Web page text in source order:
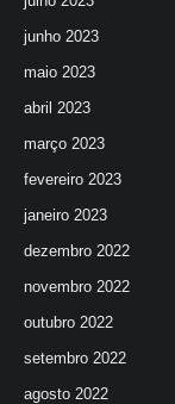
junho 2023
maio 2023
abril 2023
março 2023
fevereiro 2023
janeiro 2023
dezembro 2022
novembro 2022
outubro 2022
setembro 2022
agosto 2022